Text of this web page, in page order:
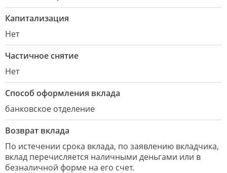
Капитализация
Нет
Частичное снятие
Нет
Способ оформления вклада
банковское отделение
Возврат вклада
По истечении срока вклада, по заявлению вкладчика,
вклад перечисляется наличными деньгами или в
безналичной форме на его счет.